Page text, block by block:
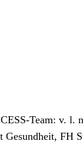
Team: v. l.
Gesundheit,